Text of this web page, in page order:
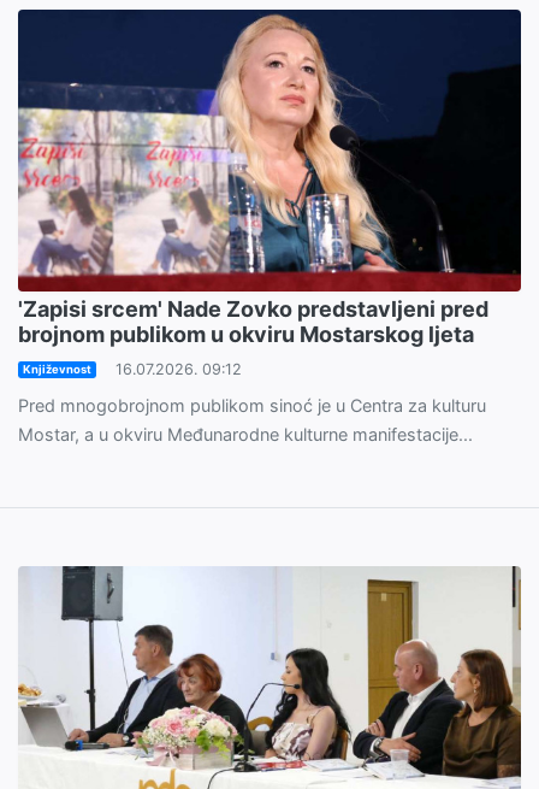
'Zapisi srcem' Nade Zovko predstavljeni pred
brojnom publikom u okviru Mostarskog ljeta
Književnost 16.07.2026. 09:12
Pred mnogobrojnom publikom sinoć je u Centra za kulturu
Mostar, a u okviru Međunarodne kulturne manifestacije...